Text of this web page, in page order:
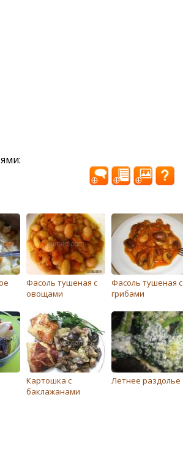
Фасоль тушеная с
овощами
Фасоль тушеная с
грибами
Картошка с
баклажанами
Летнее раздолье